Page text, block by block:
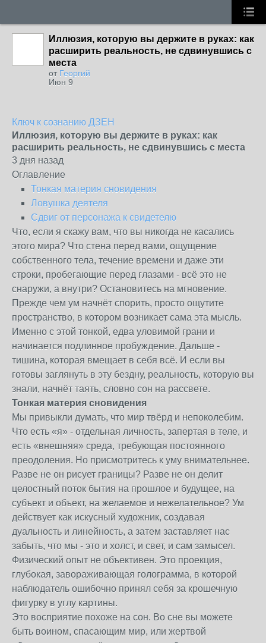
Иллюзия, которую вы держите в руках: как
расширить реальность, не сдвинувшись с
места
от Георгий
Июн 9
Ключ к сознанию ДЗЕН
Иллюзия, которую вы держите в руках: как
расширить реальность, не сдвинувшись с места
3 дня назад
Оглавление
Тонкая материя сновидения
Ловушка деятеля
Сдвиг от персонажа к свидетелю
Что, если я скажу вам, что вы никогда не касались
этого мира? Что стена перед вами, ощущение
собственного тела, течение времени и даже эти
строки, пробегающие перед глазами - всё это не
снаружи, а внутри? Остановитесь на мгновение.
Прежде чем ум начнёт спорить, просто ощутите
пространство, в котором возникает сама эта мысль.
Именно с этой тонкой, едва уловимой грани и
начинается подлинное пробуждение. Дальше -
тишина, которая вмещает в себя всё. И если вы
готовы заглянуть в эту бездну, реальность, которую вы
знали, начнёт таять, словно сон на рассвете.
Тонкая материя сновидения
Мы привыкли думать, что мир твёрд и непоколебим.
Что есть «я» - отдельная личность, запертая в теле, и
есть «внешняя» среда, требующая постоянного
преодоления. Но присмотритесь к уму внимательнее.
Разве не он рисует границы? Разве не он делит
целостный поток бытия на прошлое и будущее, на
субъект и объект, на желаемое и нежелательное? Ум
действует как искусный художник, создавая
дуальность и линейность, а затем заставляет нас
забыть, что мы - это и холст, и свет, и сам замысел.
Физический опыт не объективен. Это проекция,
глубокая, завораживающая голограмма, в которой
наблюдатель ошибочно принял себя за крошечную
фигурку в углу картины.
Это восприятие похоже на сон. Во сне вы можете
быть воином, спасающим мир, или жертвой